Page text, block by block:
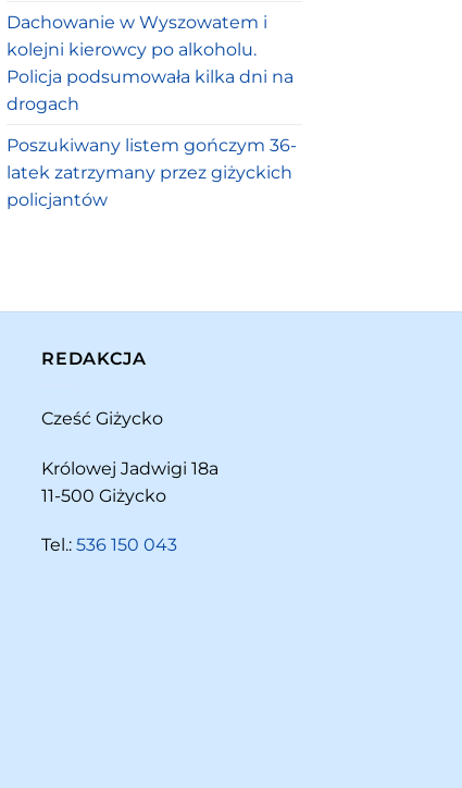
Dachowanie w Wyszowatem i
kolejni kierowcy po alkoholu.
Policja podsumowała kilka dni na
drogach
Poszukiwany listem gończym 36-
latek zatrzymany przez giżyckich
policjantów
REDAKCJA
Cześć Giżycko
Królowej Jadwigi 18a
11-500 Giżycko
Tel.: 536 150 043